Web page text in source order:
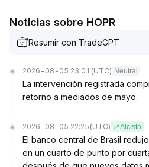
posiciones de los principales
Noticias sobre HOPR
Resumir con TradeGPT
2026-08-05 23:01 (UTC) Neutral
La intervención registrada
retorno a mediados de mayo.
2026-08-05 22:25 (UTC) Alcista
El banco central de Brasil
en un cuarto de punto por